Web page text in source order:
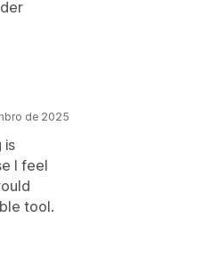
de 2025
is
I feel
tool.